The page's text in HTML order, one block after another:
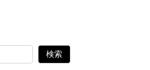
検索